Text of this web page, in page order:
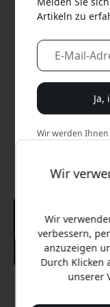
Wir
Wir
verbessern,
anzuzeigen
Durch Klicken
unserer
Artikeln zu
Ja,
Wir werden Ihnen
Nein,